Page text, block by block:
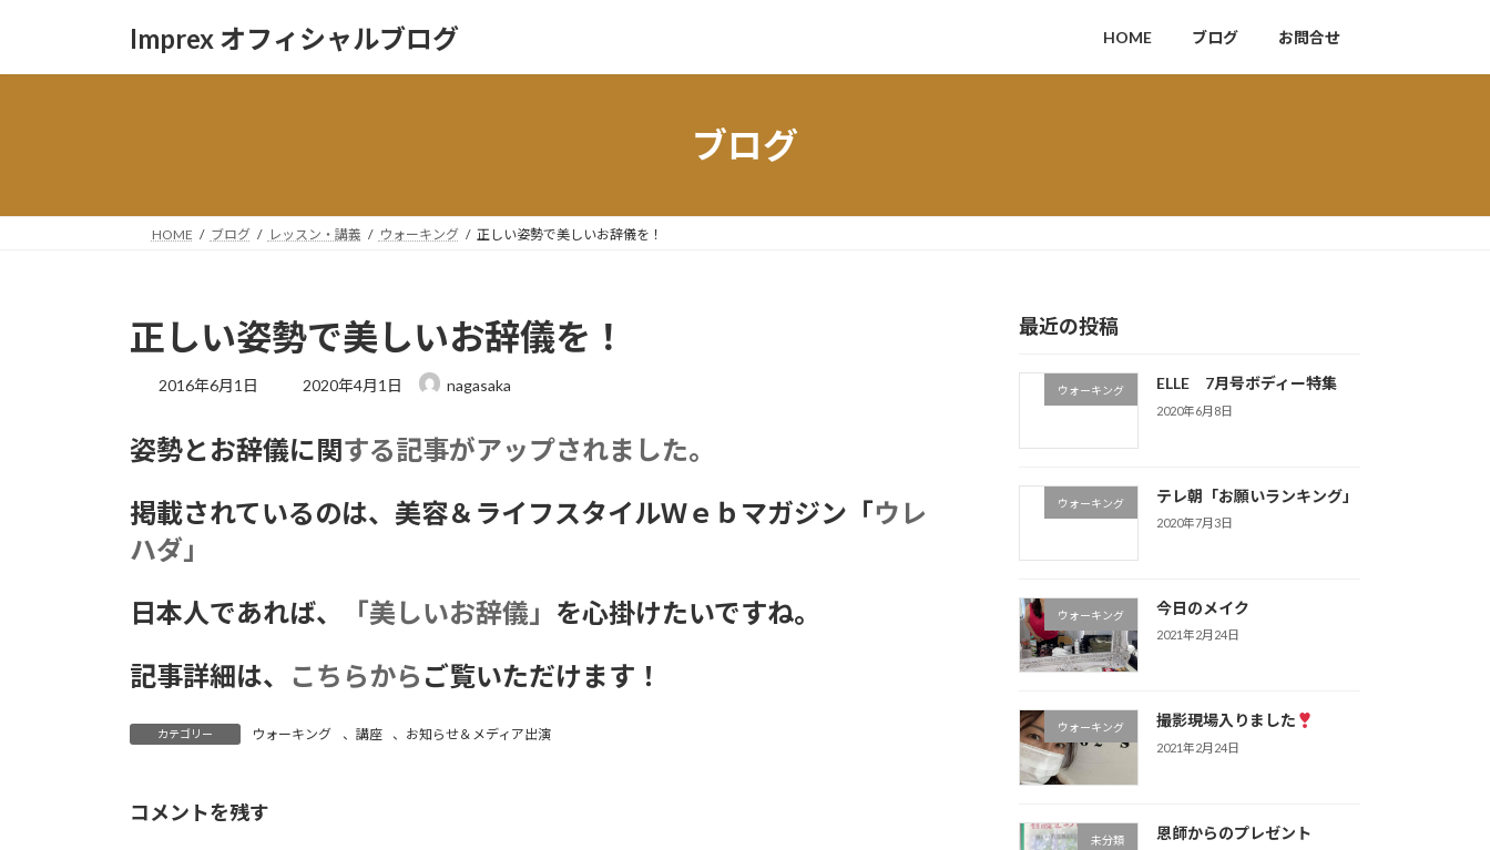
Imprex オフィシャルブログ HOME ブログ お問合せ
ブログ
HOME ブログ レッスン・講義 ウォーキング 正しい姿勢で美しいお辞儀を！
正しい姿勢で美しいお辞儀を！
2016年6月1日
最
新
:
2020年4月1日 nagasaka
姿勢とお辞儀に関する記事がアップされました。
掲載されているのは、美容＆ライフスタイルＷｅｂマガジン「ウレ
ハダ」
日本人であれば、
「美しいお辞儀」 を心掛けたいですね。
記事詳細は、
こちらから ご覧いただけます！
カテゴリー ウォーキング 、 講座 、 お知らせ＆メディア出演
コメントを残す
最近の投稿
ウォーキング ELLE 7月号ボディー特集
2020年6月8日
ウォーキング テレ朝「お願いランキング」
2020年7月3日
ウォーキング 今日のメイク
2021年2月24日
ウォーキング 撮影現場入りました
2021年2月24日
未分類 恩師からのプレゼント